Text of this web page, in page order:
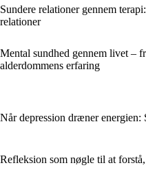
Sundere relationer gennem
relationer
Mental sundhed gennem livet –
alderdommens erfaring
Når depression dræner energien:
Refleksion som nøgle til at